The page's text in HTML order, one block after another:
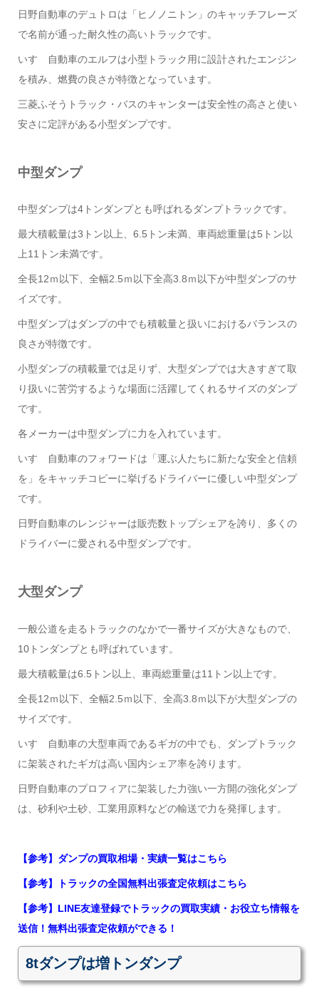
日野自動車のデュトロは「ヒノノニトン」のキャッチフレーズ
で名前が通った耐久性の高いトラックです。
いすゞ自動車のエルフは小型トラック用に設計されたエンジン
を積み、燃費の良さが特徴となっています。
三菱ふそうトラック・バスのキャンターは安全性の高さと使い
安さに定評がある小型ダンプです。
中型ダンプ
中型ダンプは4トンダンプとも呼ばれるダンプトラックです。
最大積載量は3トン以上、6.5トン未満、車両総重量は5トン以
上11トン未満です。
全長12ｍ以下、全幅2.5ｍ以下全高3.8ｍ以下が中型ダンプのサ
イズです。
中型ダンプはダンプの中でも積載量と扱いにおけるバランスの
良さが特徴です。
小型ダンプの積載量では足りず、大型ダンプでは大きすぎて取
り扱いに苦労するような場面に活躍してくれるサイズのダンプ
です。
各メーカーは中型ダンプに力を入れています。
いすゞ自動車のフォワードは「運ぶ人たちに新たな安全と信頼
を」をキャッチコピーに挙げるドライバーに優しい中型ダンプ
です。
日野自動車のレンジャーは販売数トップシェアを誇り、多くの
ドライバーに愛される中型ダンプです。
大型ダンプ
一般公道を走るトラックのなかで一番サイズが大きなもので、
10トンダンプとも呼ばれています。
最大積載量は6.5トン以上、車両総重量は11トン以上です。
全長12ｍ以下、全幅2.5ｍ以下、全高3.8ｍ以下が大型ダンプの
サイズです。
いすゞ自動車の大型車両であるギガの中でも、ダンプトラック
に架装されたギガは高い国内シェア率を誇ります。
日野自動車のプロフィアに架装した力強い一方開の強化ダンプ
は、砂利や土砂、工業用原料などの輸送で力を発揮します。
【参考】ダンプの買取相場・実績一覧はこちら
【参考】トラックの全国無料出張査定依頼はこちら
【参考】LINE友達登録でトラックの買取実績・お役立ち情報を
送信！無料出張査定依頼ができる！
8tダンプは増トンダンプ